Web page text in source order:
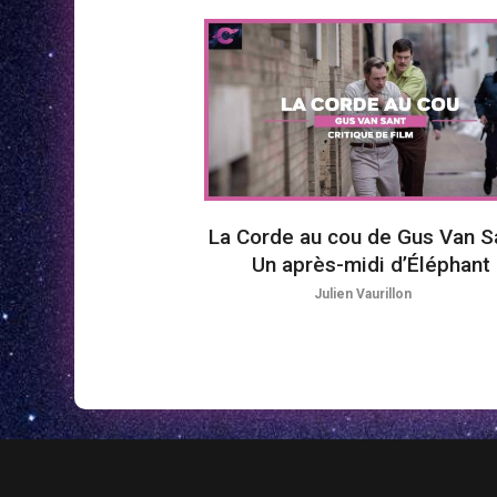
La Corde au cou de Gus Van
Un après-midi d’Éléphant
Julien Vaurillon